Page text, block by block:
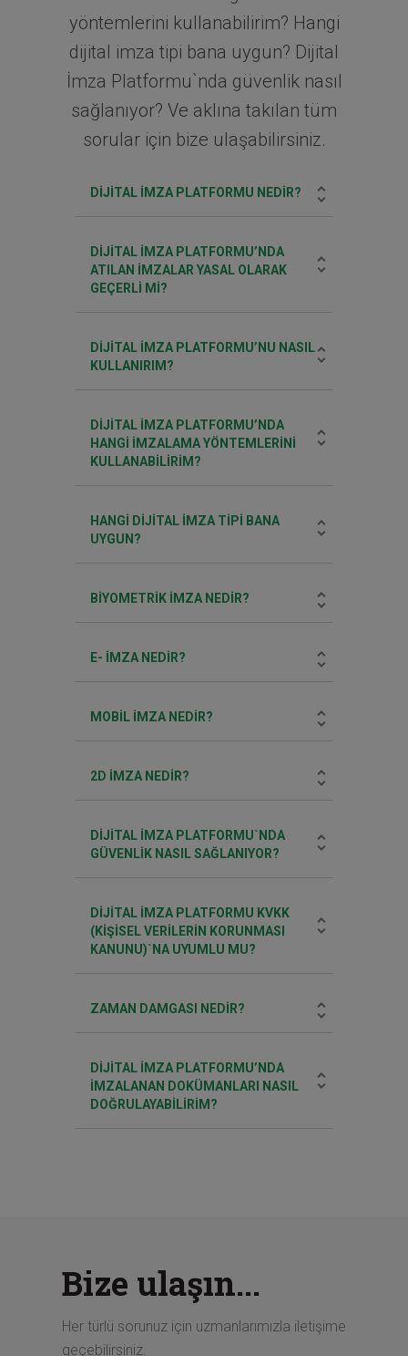
yöntemlerini kullanabilirim? Hangi
dijital imza tipi bana uygun? Dijital
İmza Platformu`nda güvenlik nasıl
sağlanıyor? Ve aklına takılan tüm
sorular için bize ulaşabilirsiniz.
DIJITAL IMZA PLATFORMU NEDIR?
DIJITAL İMZA PLATFORMU’NDA
ATILAN IMZALAR YASAL OLARAK
GEÇERLI MI?
DIJITAL İMZA PLATFORMU’NU NASIL
KULLANIRIM?
DIJITAL İMZA PLATFORMU’NDA
HANGI IMZALAMA YÖNTEMLERINI
KULLANABILIRIM?
HANGI DIJITAL IMZA TIPI BANA
UYGUN?
BIYOMETRIK IMZA NEDIR?
E- IMZA NEDIR?
MOBIL IMZA NEDIR?
2D IMZA NEDIR?
DIJITAL İMZA PLATFORMU`NDA
GÜVENLIK NASIL SAĞLANIYOR?
DIJITAL İMZA PLATFORMU KVKK
(KIŞISEL VERILERIN KORUNMASI
KANUNU)`NA UYUMLU MU?
ZAMAN DAMGASI NEDIR?
DIJITAL İMZA PLATFORMU’NDA
IMZALANAN DOKÜMANLARI NASIL
DOĞRULAYABILIRIM?
Bize ulaşın...
Her türlü sorunuz için uzmanlarımızla iletişime
geçebilirsiniz.